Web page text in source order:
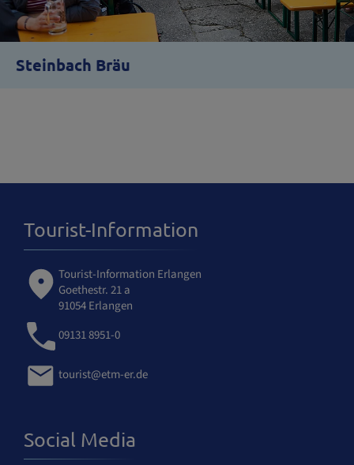
Steinbach Bräu
Tourist-Information
Tourist-Information Erlangen
Goethestr. 21 a
91054 Erlangen
09131 8951-0
tourist@etm-er.de
Social Media